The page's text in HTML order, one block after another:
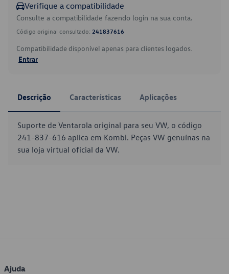
Verifique a compatibilidade
Consulte a compatibilidade fazendo login na sua conta.
Código original consultado: 241837616
Compatibilidade disponível apenas para clientes logados.
Entrar
Descrição Características Aplicações
Suporte de Ventarola original para seu VW, o código
241-837-616 aplica em Kombi. Peças VW genuínas na
sua loja virtual oficial da VW.
Ajuda